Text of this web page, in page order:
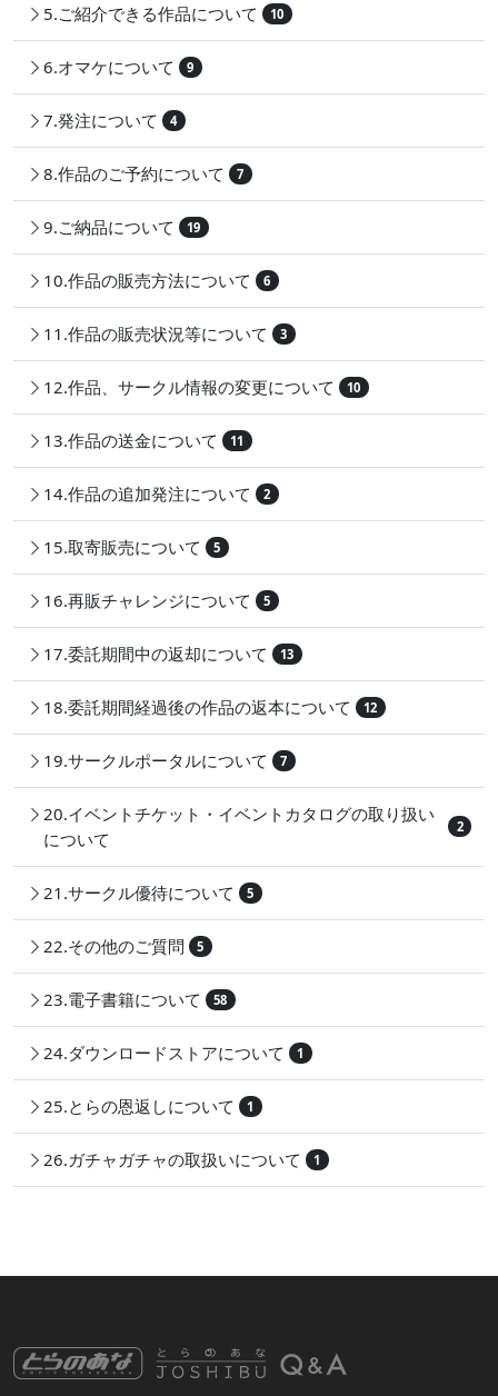
5.ご紹介できる作品について 10
6.オマケについて 9
7.発注について 4
8.作品のご予約について 7
9.ご納品について 19
10.作品の販売方法について 6
11.作品の販売状況等について 3
12.作品、サークル情報の変更について 10
13.作品の送金について 11
14.作品の追加発注について 2
15.取寄販売について 5
16.再販チャレンジについて 5
17.委託期間中の返却について 13
18.委託期間経過後の作品の返本について 12
19.サークルポータルについて 7
20.イベントチケット・イベントカタログの取り扱い
について
2
21.サークル優待について 5
22.その他のご質問 5
23.電子書籍について 58
24.ダウンロードストアについて 1
25.とらの恩返しについて 1
26.ガチャガチャの取扱いについて 1